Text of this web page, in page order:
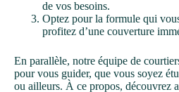
de vos besoins.
Optez pour la formule qui
profitez d’une couverture
En parallèle, notre équipe de
pour vous guider, que vous soyez
ou ailleurs. À ce propos, découvrez